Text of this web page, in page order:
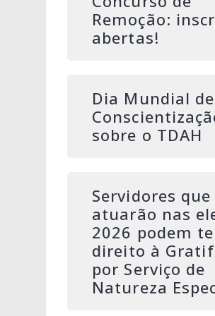
Remoção:
abertas!
Dia Mundial de
sobre o TDAH
Servidores que
atuarão nas
2026 podem
direito à
por Serviço de
Natureza